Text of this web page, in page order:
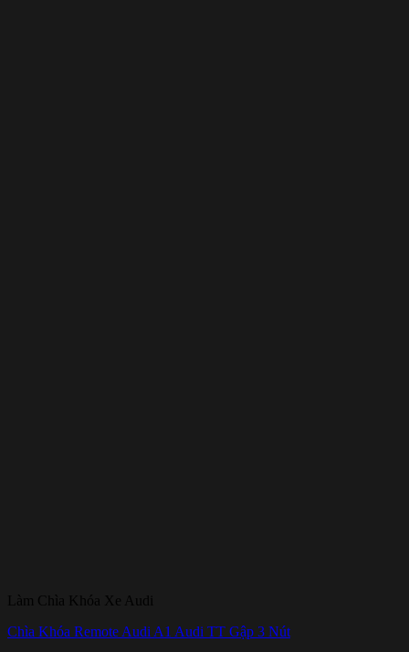
Làm Chìa Khóa Xe Audi
Chìa Khóa Remote Audi A1 Audi TT Gập 3 Nút